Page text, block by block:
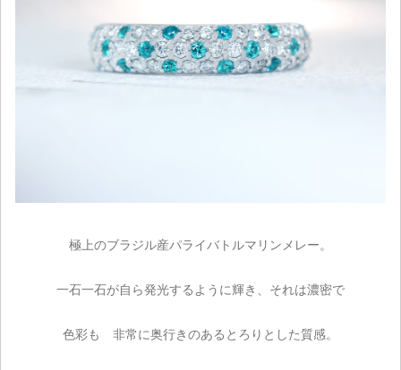
極上のブラジル産パライバトルマリンメレー。
一石一石が自ら発光するように輝き、それは濃密で
色彩も 非常に奥行きのあるとろりとした質感。